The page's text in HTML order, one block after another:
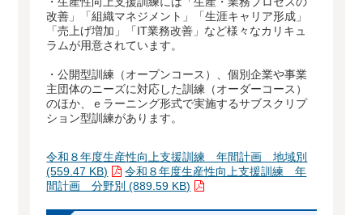
改善」「組織マネジメント」「生涯キャリア形成」
「売上げ増加」「IT業務改善」など様々なカリキュ
ラムが用意されています。
・公開型訓練（オープンコース）、個別企業や事業
主団体のニーズに対応した訓練（オーダーコース）
のほか、ｅラーニング形式で実施するサブスクリプ
ション型訓練があります。
令和８年度生産性向上支援訓練 年間計画 地域別
(559.47 KB)
令和８年度生産性向上支援訓練 年
間計画 分野別 (889.59 KB)